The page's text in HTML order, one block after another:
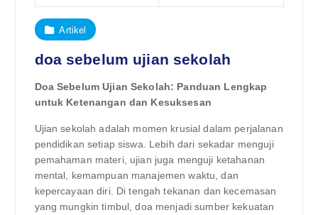
Artikel
doa sebelum ujian sekolah
Doa Sebelum Ujian Sekolah: Panduan Lengkap
untuk Ketenangan dan Kesuksesan
Ujian sekolah adalah momen krusial dalam perjalanan
pendidikan setiap siswa. Lebih dari sekadar menguji
pemahaman materi, ujian juga menguji ketahanan
mental, kemampuan manajemen waktu, dan
kepercayaan diri. Di tengah tekanan dan kecemasan
yang mungkin timbul, doa menjadi sumber kekuatan